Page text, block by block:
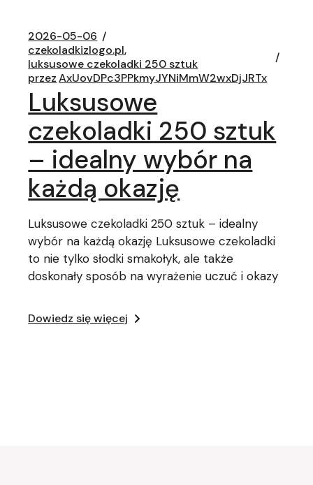
2026-05-06
czekoladkizlogo.pl
luksusowe czekoladki 250 sztuk
przez AxUovDPc3PPkmyJYNiMmW2wxDjJRTx
Luksusowe
czekoladki 250 sztuk
– idealny wybór na
każdą okazję
Luksusowe czekoladki 250 sztuk – idealny
wybór na każdą okazję Luksusowe czekoladki
to nie tylko słodki smakołyk, ale także
doskonały sposób na wyrażenie uczuć i okazy
Dowiedz się więcej